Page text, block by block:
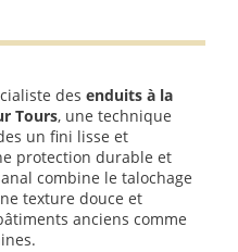
des enduits à la
Tours, une technique
un fini lisse et
protection durable et
combine le talochage
texture douce et
anciens comme